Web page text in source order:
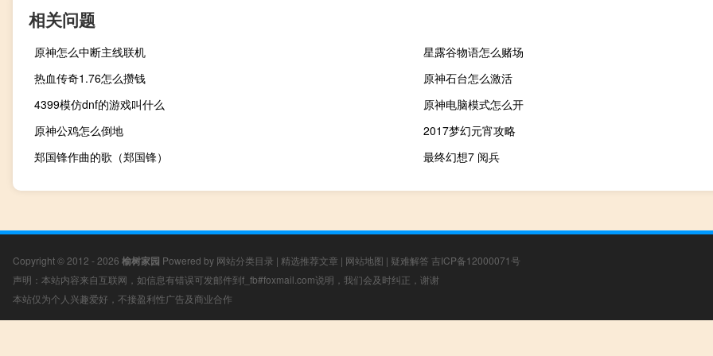
相关问题
原神怎么中断主线联机
星露谷物语怎么赌场
热血传奇1.76怎么攒钱
原神石台怎么激活
4399模仿dnf的游戏叫什么
原神电脑模式怎么开
原神公鸡怎么倒地
2017梦幻元宵攻略
郑国锋作曲的歌（郑国锋）
最终幻想7 阅兵
Copyright © 2012 - 2026 榆树家园 Powered by 网站分类目录 | 精选推荐文章 | 网站地图 | 疑难解答 吉ICP备12000071号
声明：本站内容来自互联网，如信息有错误可发邮件到f_fb#foxmail.com说明，我们会及时纠正，谢谢
本站仅为个人兴趣爱好，不接盈利性广告及商业合作